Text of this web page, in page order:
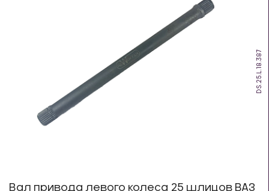
DS.25.L.18.387
Вал привода левого колеса 25 шлицов ВАЗ